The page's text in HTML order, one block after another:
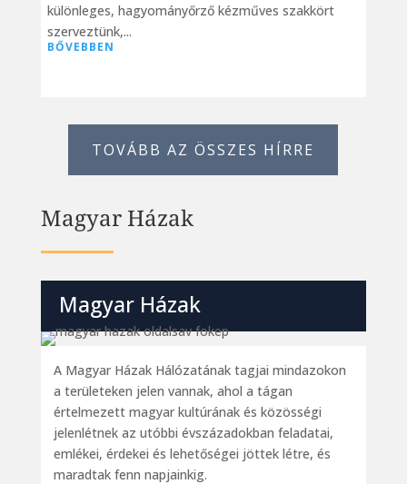
különleges, hagyományőrző kézműves szakkört
szerveztünk,...
BŐVEBBEN
TOVÁBB AZ ÖSSZES HÍRRE
Magyar Házak
Magyar Házak
A Magyar Házak Hálózatának tagjai mindazokon
a területeken jelen vannak, ahol a tágan
értelmezett magyar kultúrának és közösségi
jelenlétnek az utóbbi évszázadokban feladatai,
emlékei, érdekei és lehetőségei jöttek létre, és
maradtak fenn napjainkig.